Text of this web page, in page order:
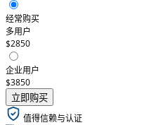
经常购买
多用户
$2850
企业用户
$3850
立即购买
值得信赖与认证